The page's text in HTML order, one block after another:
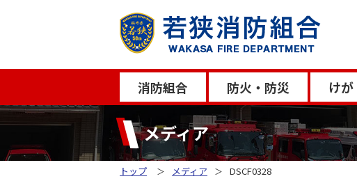
消防組合 防火・防災 け
メディア
トップ メディア DSCF0328